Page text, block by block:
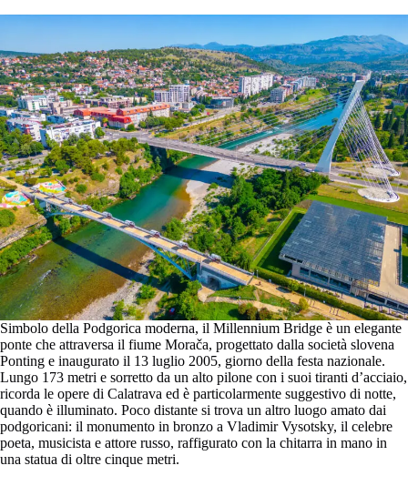
Simbolo della Podgorica moderna, il Millennium Bridge è un elegante
ponte che attraversa il fiume Morača, progettato dalla società slovena
Ponting e inaugurato il 13 luglio 2005, giorno della festa nazionale.
Lungo 173 metri e sorretto da un alto pilone con i suoi tiranti d’acciaio,
ricorda le opere di Calatrava ed è particolarmente suggestivo di notte,
quando è illuminato. Poco distante si trova un altro luogo amato dai
podgoricani: il monumento in bronzo a Vladimir Vysotsky, il celebre
poeta, musicista e attore russo, raffigurato con la chitarra in mano in
una statua di oltre cinque metri.